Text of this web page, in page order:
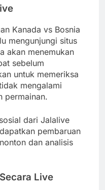
Kanada vs Bosnia
mengunjungi situs
akan menemukan
sebelum
untuk memeriksa
mengalami
permainan.
dari Jalalive
pembaruan
dan analisis
Live